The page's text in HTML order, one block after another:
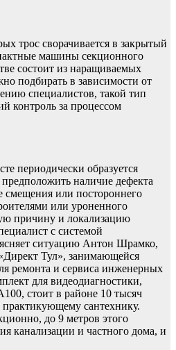
трос сворачивается в закрытый
машины секционного
состоит из наращиваемых
подбирать в зависимости от
специалистов, такой тип
контроль за процессом
периодически образуется
наличие дефекта
смещения или постороннего
или уроненного
причину и локализацию
с системой
ситуацию Антон Шрамко,
Тул», занимающейся
ремонта и сервиса инженерных
для видеодиагностики,
стоит в районе 10 тысяч
сантехнику.
до 9 метров этого
канализации и частного дома, и